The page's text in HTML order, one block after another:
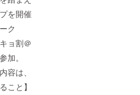
を開催
ク
ョ割＠
加。
容は、
こと】